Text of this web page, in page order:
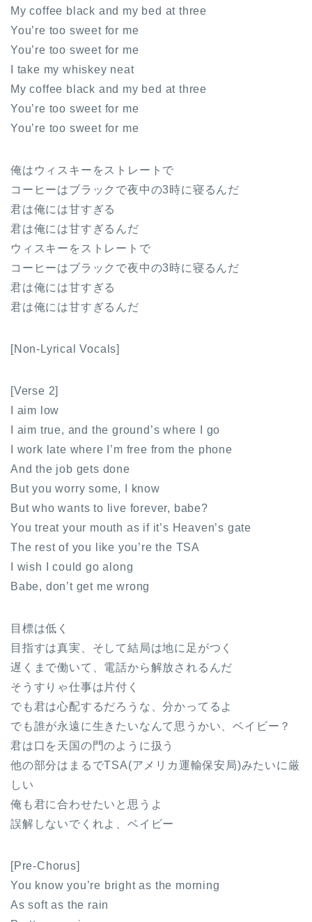
My coffee black and my bed at three
You’re too sweet for me
You’re too sweet for me
I take my whiskey neat
My coffee black and my bed at three
You’re too sweet for me
You’re too sweet for me
俺はウィスキーをストレートで
コーヒーはブラックで夜中の3時に寝るんだ
君は俺には甘すぎる
君は俺には甘すぎるんだ
ウィスキーをストレートで
コーヒーはブラックで夜中の3時に寝るんだ
君は俺には甘すぎる
君は俺には甘すぎるんだ
[Non-Lyrical Vocals]
[Verse 2]
I aim low
I aim true, and the ground’s where I go
I work late where I’m free from the phone
And the job gets done
But you worry some, I know
But who wants to live forever, babe?
You treat your mouth as if it’s Heaven’s gate
The rest of you like you’re the TSA
I wish I could go along
Babe, don’t get me wrong
目標は低く
目指すは真実、そして結局は地に足がつく
遅くまで働いて、電話から解放されるんだ
そうすりゃ仕事は片付く
でも君は心配するだろうな、分かってるよ
でも誰が永遠に生きたいなんて思うかい、ベイビー？
君は口を天国の門のように扱う
他の部分はまるでTSA(アメリカ運輸保安局)みたいに厳
しい
俺も君に合わせたいと思うよ
誤解しないでくれよ、ベイビー
[Pre-Chorus]
You know you’re bright as the morning
As soft as the rain